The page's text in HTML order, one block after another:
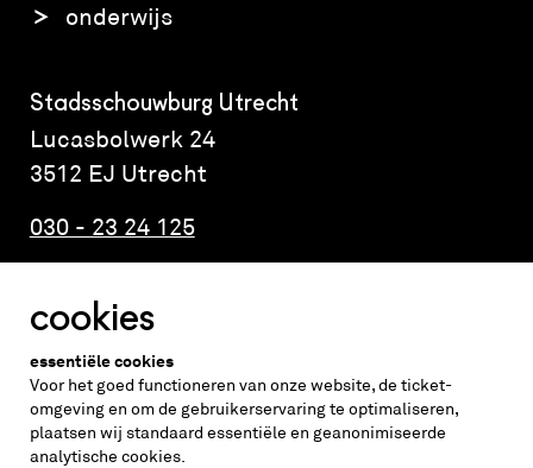
onderwijs
Stadsschouwburg Utrecht
Lucasbolwerk 24
3512 EJ Utrecht
030 - 23 24 125
Altijd weten wat er speelt?
vraag de nieuwsbrief aan
inschrijven
cookies
essentiële cookies
Voor het goed functioneren van onze website, de ticket-
omgeving en om de gebruikerservaring te optimaliseren,
plaatsen wij standaard essentiële en geanonimiseerde
analytische cookies.